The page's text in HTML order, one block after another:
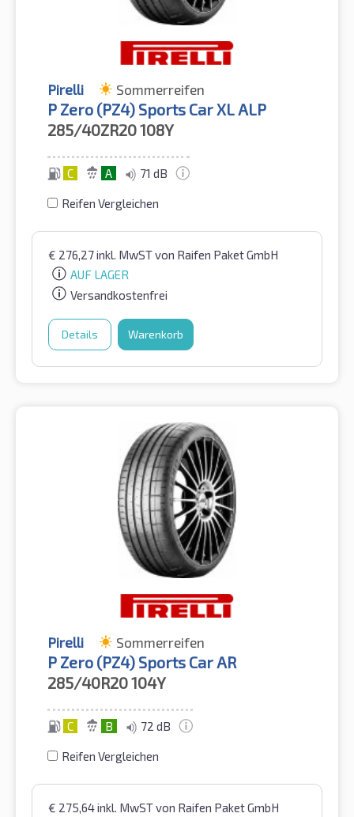
Pirelli Sommerreifen
P Zero (PZ4) Sports Car XL ALP
285/40ZR20108Y
C A 71 dB
Reifen Vergleichen
€ 276,27inkl. MwSTvon Raifen Paket GmbH
AUF LAGER
Versandkostenfrei
Details Warenkorb
Pirelli Sommerreifen
P Zero (PZ4) Sports Car AR
285/40R20104Y
C B 72 dB
Reifen Vergleichen
€ 275,64inkl. MwSTvon Raifen Paket GmbH